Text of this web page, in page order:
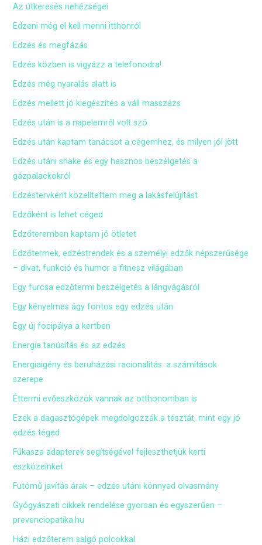
Az útkeresés nehézségei
Edzeni még el kell menni itthonról
Edzés és megfázás
Edzés közben is vigyázz a telefonodra!
Edzés még nyaralás alatt is
Edzés mellett jó kiegészítés a váll masszázs
Edzés után is a napelemről volt szó
Edzés után kaptam tanácsot a cégemhez, és milyen jól jött
Edzés utáni shake és egy hasznos beszélgetés a
gázpalackokról
Edzéstervként közelítettem meg a lakásfelújítást
Edzőként is lehet céged
Edzőteremben kaptam jó ötletet
Edzőtermek, edzéstrendek és a személyi edzők népszerűsége
– divat, funkció és humor a fitnesz világában
Egy furcsa edzőtermi beszélgetés a lángvágásról
Egy kényelmes ágy fontos egy edzés után
Egy új focipálya a kertben
Energia tanúsítás és az edzés
Energiaigény és beruházási racionalitás: a számítások
szerepe
Éttermi evőeszközök vannak az otthonomban is
Ezek a dagasztógépek megdolgozzák a tésztát, mint egy jó
edzés téged
Fűkasza adapterek segítségével fejleszthetjük kerti
eszközeinket
Futómű javítás árak – edzés utáni könnyed olvasmány
Gyógyászati cikkek rendelése gyorsan és egyszerűen –
prevenciopatika.hu
Házi edzőterem salgó polcokkal